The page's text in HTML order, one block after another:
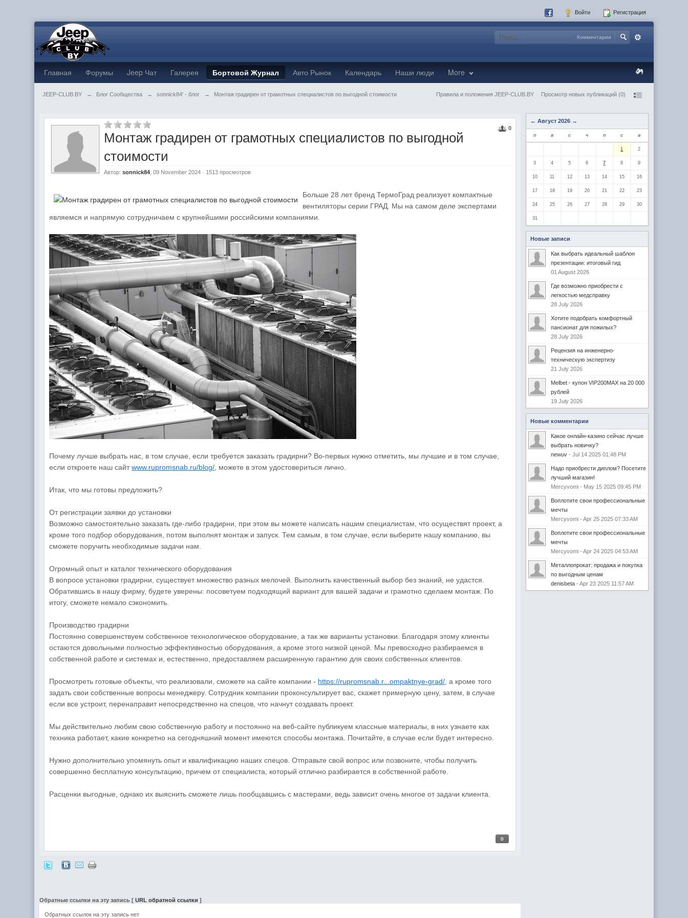
Войти Регистрация
Комментарии
Главная Форумы Jeep Чат Галерея Бортовой Журнал Авто Рынок Календарь Наши люди More
JEEP-CLUB.BY → Блог Сообщества → sonnick84' - блог → Монтаж градирен от грамотных специалистов по выгодной стоимости Правила и положения JEEP-CLUB.BY Просмотр новых публикаций (0)
0
Монтаж градирен от грамотных специалистов по выгодной
стоимости
Автор:sonnick84 , 09 November 2024 · 1513 просмотров
Больше 28 лет бренд ТермоГрад реализует компактные
вентиляторы серии ГРАД. Мы на самом деле экспертами
являемся и напрямую сотрудничаем с крупнейшими российскими компаниями.
Почему лучше выбрать нас, в том случае, если требуется заказать градирни? Во-первых нужно отметить, мы лучшие и в том случае,
если откроете наш сайтwww.rupromsnab.ru/blog/ , можете в этом удостовериться лично.
Итак, что мы готовы предложить?
От регистрации заявки до установки
Возможно самостоятельно заказать где-либо градирни, при этом вы можете написать нашим специалистам, что осуществят проект, а
кроме того подбор оборудования, потом выполнят монтаж и запуск. Тем самым, в том случае, если выберите нашу компанию, вы
сможете поручить необходимые задачи нам.
Огромный опыт и каталог технического оборудования
В вопросе установки градирни, существует множество разных мелочей. Выполнить качественный выбор без знаний, не удастся.
Обратившись в нашу фирму, будете уверены: посоветуем подходящий вариант для вашей задачи и грамотно сделаем монтаж. По
итогу, сможете немало сэкономить.
Производство градирни
Постоянно совершенствуем собственное технологическое оборудование, а так же варианты установки. Благодаря этому клиенты
остаются довольными полностью эффективностью оборудования, а кроме этого низкой ценой. Мы превосходно разбираемся в
собственной работе и системах и, естественно, предоставляем расширенную гарантию для своих собственных клиентов.
Просмотреть готовые объекты, что реализовали, сможете на сайте компании - https://rupromsnab.r...ompaktnye-grad/ , а кроме того
задать свои собственные вопросы менеджеру. Сотрудник компании проконсультирует вас, скажет примерную цену, затем, в случае
если все устроит, перенаправит непосредственно на спецов, что начнут создавать проект.
Мы действительно любим свою собственную работу и постоянно на веб-сайте публикуем классные материалы, в них узнаете как
техника работает, какие конкретно на сегодняшний момент имеются способы монтажа. Почитайте, в случае если будет интересно.
Нужно дополнительно упомянуть опыт и квалификацию наших спецов. Отправьте свой вопрос или позвоните, чтобы получить
совершенно бесплатную консультацию, причем от специалиста, который отлично разбирается в собственной работе.
Расценки выгодные, однако их выяснить сможете лишь пообщавшись с мастерами, ведь зависит очень многое от задачи клиента.
0
Обратные ссылки на эту запись[URL обратной ссылки ]
Обратных ссылок на эту запись нет
← Август 2026 →
п в с ч п с в
1 2
3 4 5 6 7 8 9
10 11 12 13 14 15 16
17 18 19 20 21 22 23
24 25 26 27 28 29 30
31
Новые записи
Как выбрать идеальный шаблон
презентации: итоговый гид
01 August 2026
Где возможно приобрести с
легкостью медсправку
28 July 2026
Хотите подобрать комфортный
пансионат для пожилых?
28 July 2026
Рецензия на инженерно-
техническую экспертизу
21 July 2026
Melbet - купон VIP200MAX на 20 000
рублей
19 July 2026
Новые комментарии
Какое онлайн-казино сейчас лучше
выбрать новичку?
newuv- Jul 14 2025 01:48 PM
Надо приобрести диплом? Посетите
лучший магазин!
Mercyvomi - May 15 2025 09:45 PM
Воплотите свои профессиональные
мечты
Mercyvomi - Apr 25 2025 07:33 AM
Воплотите свои профессиональные
мечты
Mercyvomi - Apr 24 2025 04:53 AM
Металлопрокат: продажа и покупка
по выгодным ценам
denisbeta- Apr 23 2025 11:57 AM